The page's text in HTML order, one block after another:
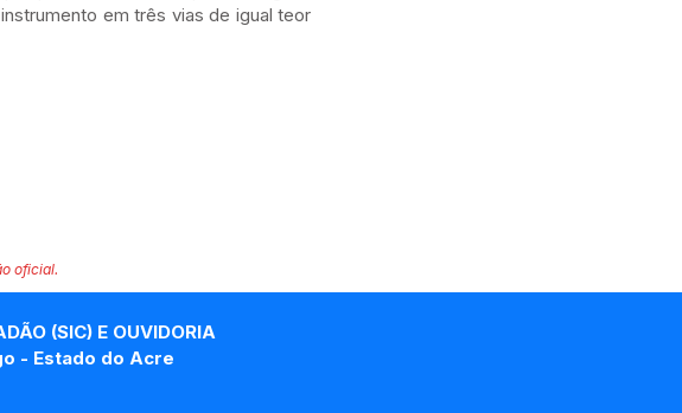
em três vias de igual teor
oficial.
(SIC) E OUVIDORIA
- Estado do Acre